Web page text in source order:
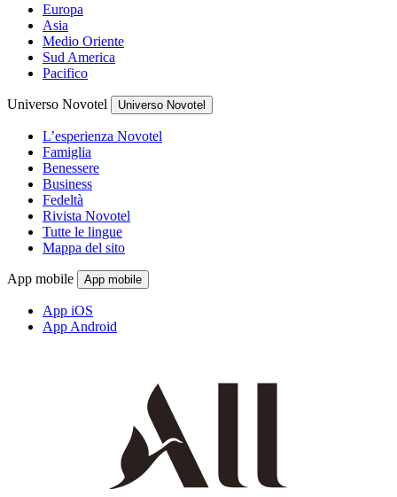
Europa
Asia
Medio Oriente
Sud America
Pacifico
Universo Novotel Universo Novotel
L’esperienza Novotel
Famiglia
Benessere
Business
Fedeltà
Rivista Novotel
Tutte le lingue
Mappa del sito
App mobile App mobile
App iOS
App Android